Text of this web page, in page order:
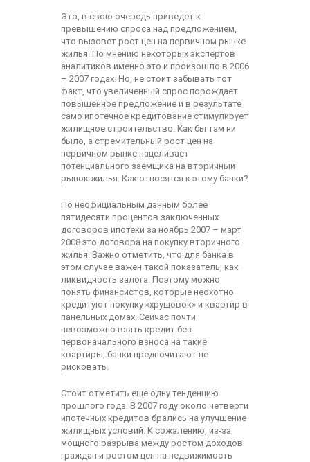
Это, в свою очередь приведет к
превышению спроса над предложением,
что вызовет рост цен на первичном рынке
жилья. По мнению некоторых экспертов
аналитиков именно это и произошло в 2006
– 2007 годах. Но, не стоит забывать тот
факт, что увеличенный спрос порождает
повышенное предложение и в результате
само ипотечное кредитование стимулирует
жилищное строительство. Как бы там ни
было, а стремительный рост цен на
первичном рынке нацеливает
потенциального заемщика на вторичный
рынок жилья. Как относятся к этому банки?
По неофициальным данным более
пятидесяти процентов заключенных
договоров ипотеки за ноябрь 2007 – март
2008 это договора на покупку вторичного
жилья. Важно отметить, что для банка в
этом случае важен такой показатель, как
ликвидность залога. Поэтому можно
понять финансистов, которые неохотно
кредитуют покупку «хрущовок» и квартир в
панельных домах. Сейчас почти
невозможно взять кредит без
первоначального взноса на такие
квартиры, банки предпочитают не
рисковать.
Стоит отметить еще одну тенденцию
прошлого года. В 2007 году около четверти
ипотечных кредитов брались на улучшение
жилищных условий. К сожалению, из-за
мощного разрыва между ростом доходов
граждан и ростом цен на недвижимость